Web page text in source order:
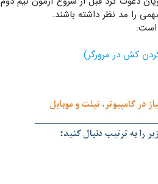
را مد نظر داشته باشند.
است:
کش در مرورگر)